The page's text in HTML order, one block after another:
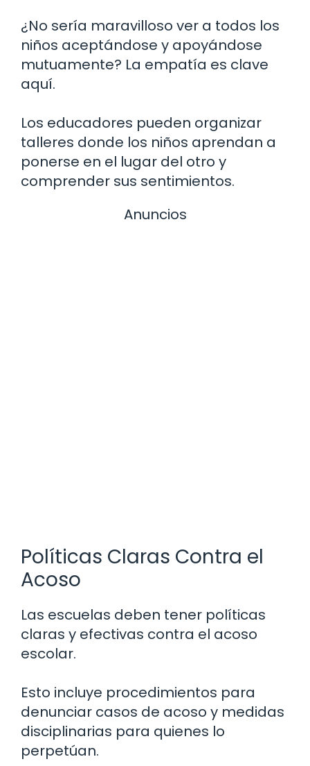
¿No sería maravilloso ver a todos los
niños aceptándose y apoyándose
mutuamente? La empatía es clave
aquí.
Los educadores pueden organizar
talleres donde los niños aprendan a
ponerse en el lugar del otro y
comprender sus sentimientos.
Anuncios
Políticas Claras Contra el
Acoso
Las escuelas deben tener políticas
claras y efectivas contra el acoso
escolar.
Esto incluye procedimientos para
denunciar casos de acoso y medidas
disciplinarias para quienes lo
perpetúan.